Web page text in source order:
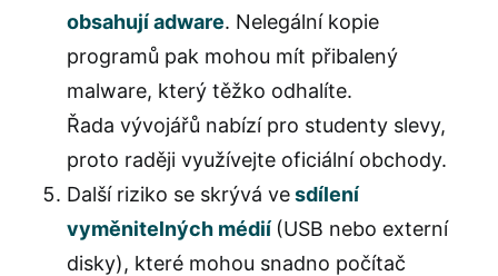
obsahují adware. Nelegální kopie
programů pak mohou mít přibalený
malware, který těžko odhalíte.
Řada vývojářů nabízí pro studenty slevy,
proto raději využívejte oficiální obchody.
Další riziko se skrývá vesdílení
vyměnitelných médií (USB nebo externí
disky), které mohou snadno počítač